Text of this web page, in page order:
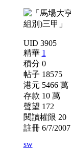
UID 3905
精華 1
積分 0
帖子 18575
港元 5466 萬
存款 10 萬
聲望 172
閱讀權限 20
註冊 6/7/2007
sw